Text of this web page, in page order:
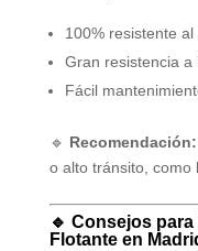
100% resistente
Gran resistencia a
Fácil
🔹 Recomendación:
o alto tránsito, como
🔹 Consejos
Flotante en